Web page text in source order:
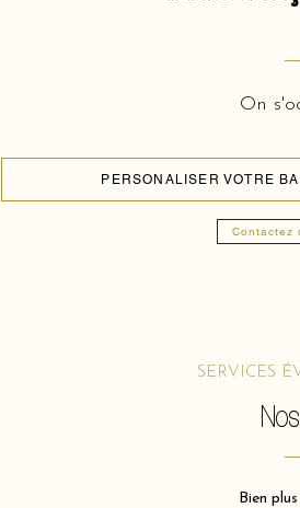
On
PERSONALISER VOTRE
Contactez
SERVICES
Bien